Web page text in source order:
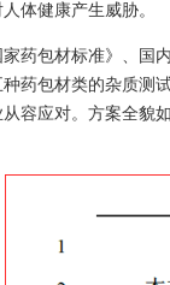
体健康产生威胁。
包材标准》、国内
药包材类的杂质
容应对。方案全貌